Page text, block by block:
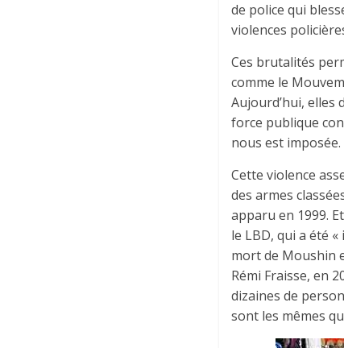
de police qui
violences
Ces brutalités
comme le
Aujourd’hui, elles
force publique
nous est imposée.
Cette violence
des armes
apparu en 1999.
le LBD, qui a été
mort de Moushin
Rémi Fraisse, en
dizaines de
sont les mêmes